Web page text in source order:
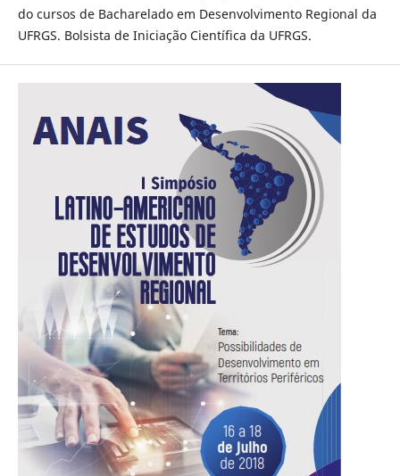
do cursos de Bacharelado em Desenvolvimento Regional da
UFRGS. Bolsista de Iniciação Científica da UFRGS.